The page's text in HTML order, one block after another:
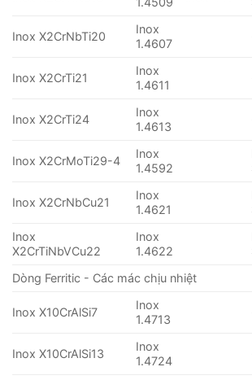
Inox X2CrNbTi20
Inox
1.4607
Inox X2CrTi21
Inox
1.4611
Inox X2CrTi24
Inox
1.4613
Inox X2CrMoTi29-4
Inox
1.4592
Inox X2CrNbCu21
Inox
1.4621
Inox
X2CrTiNbVCu22
Inox
1.4622
Dòng Ferritic - Các mác chịu nhiệt
Inox X10CrAlSi7
Inox
1.4713
Inox X10CrAlSi13
Inox
1.4724